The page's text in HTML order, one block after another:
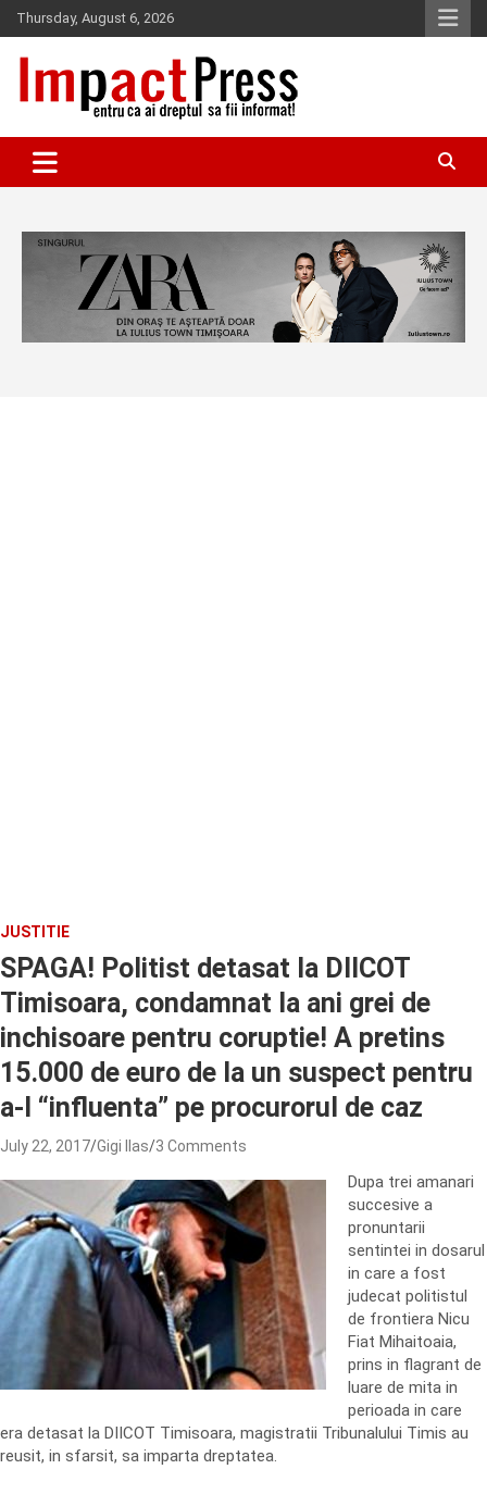
Skip
to
content
Thursday, August 6, 2026
IMPACTPRESS
JUSTITIE
SPAGA! Politist detasat la DIICOT
Timisoara, condamnat la ani grei de
inchisoare pentru coruptie! A pretins
15.000 de euro de la un suspect pentru
a-l “influenta” pe procurorul de caz
July 22, 2017 Gigi Ilas 3 Comments
Dupa trei amanari
succesive a
pronuntarii
sentintei in dosarul
in care a fost
judecat politistul
de frontiera Nicu
Fiat Mihaitoaia,
prins in flagrant de
luare de mita in
perioada in care
era detasat la DIICOT Timisoara, magistratii Tribunalului Timis au
reusit, in sfarsit, sa imparta dreptatea.